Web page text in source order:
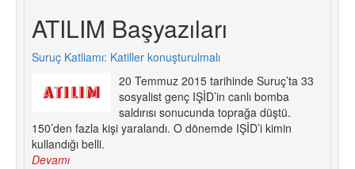
ATILIM Başyazıları
Suruç Katliamı: Katiller konuşturulmalı
20 Temmuz 2015 tarihinde Suruç’ta 33
sosyalist genç IŞİD’in canlı bomba
saldırısı sonucunda toprağa düştü.
150’den fazla kişi yaralandı. O dönemde IŞİD’i kimin
kullandığı belli.
Devamı